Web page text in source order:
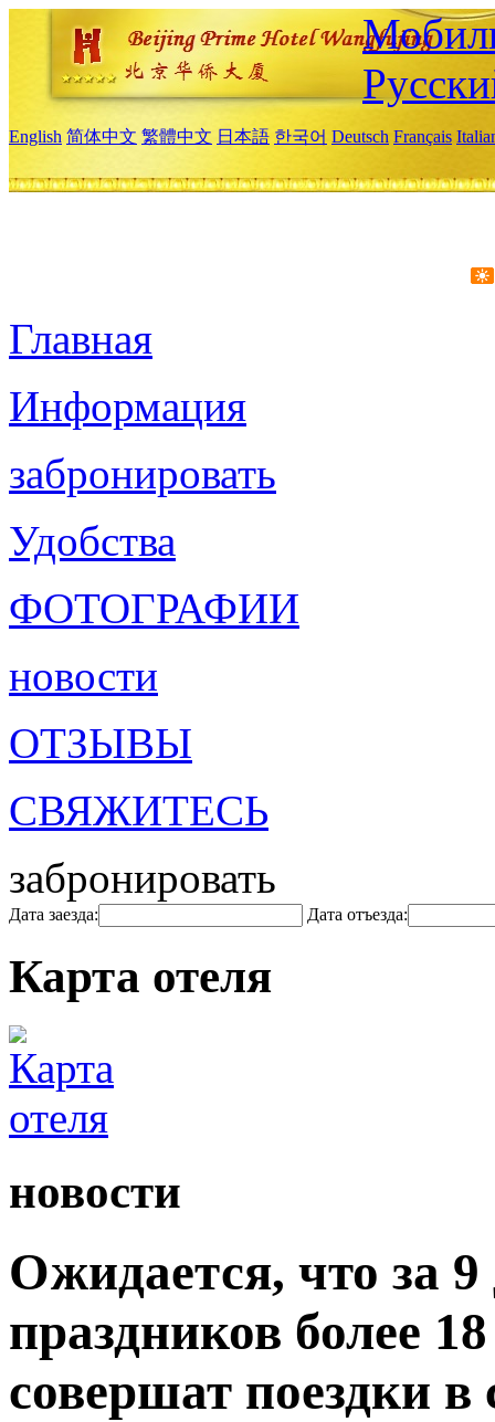
English 简体中文 繁體中文 日本語 한국어 Deutsch Français
Главная
Информация
забронировать
Удобства
ФОТОГРАФИИ
новости
ОТЗЫВЫ
СВЯЖИТЕСЬ
забронировать
Дата заезда: Дата отъезда:
Карта отеля
новости
Ожидается, что за 9
праздников более
совершат поездки